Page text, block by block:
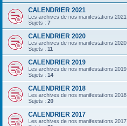
CALENDRIER 2021
Les archives de nos manifestations 2021
Sujets : 7
CALENDRIER 2020
Les archives de nos manifestations 2020
Sujets : 11
CALENDRIER 2019
Les archives de nos manifestations 2019
Sujets : 14
CALENDRIER 2018
Les archives de nos manifestations 2018
Sujets : 20
CALENDRIER 2017
Les archives de nos manifestations 2017